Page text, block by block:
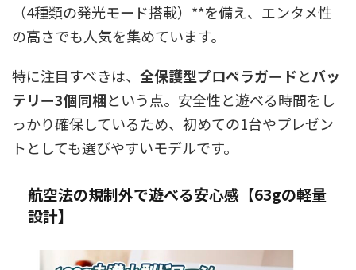
（4種類の発光モード搭載）**を備え、エンタメ性
の高さでも人気を集めています。
特に注目すべきは、 全保護型プロペラガードとバッ
テリー3個同梱という点。安全性と遊べる時間をし
っかり確保しているため、初めての1台やプレゼン
トとしても選びやすいモデルです。
航空法の規制外で遊べる安心感【63gの軽量
設計】